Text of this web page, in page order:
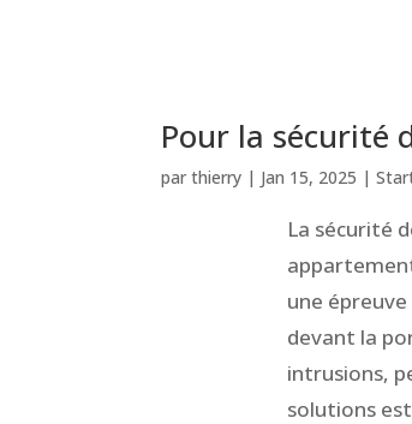
Pour la sécurité
parthierry | Jan 15, 2025 |
La sécurité
une
devant la
intrusions,
solutions